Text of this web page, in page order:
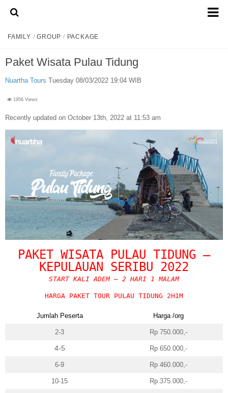
Home
Family
Group
Transport
Mobil
Elf & Hiace
Blog
Portofolio Gallery
Contact Us
FAMILY / GROUP / PACKAGE
Paket Wisata Pulau Tidung
Nuartha Tours Tuesday 08/03/2022 19:04 WIB
Recently updated on October 13th, 2022 at 11:53 am
PAKET WISATA PULAU TIDUNG –
KEPULAUAN SERIBU 2022
START KALI ADEM – 2 HARI 1 MALAM
HARGA PAKET TOUR PULAU TIDUNG 2H1M
Jumlah Peserta Harga /org
2-3 Rp 750.000,-
4-5 Rp 650.000,-
6-9 Rp 460.000,-
10-15 Rp 375.000,-
1956 Views